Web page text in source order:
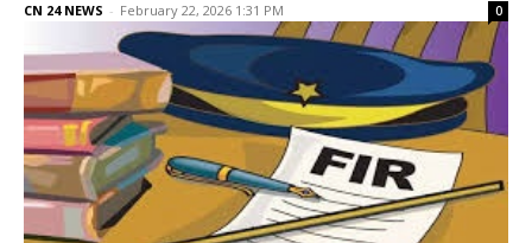
CN 24 NEWS - February 22, 2026 1:31 PM 0